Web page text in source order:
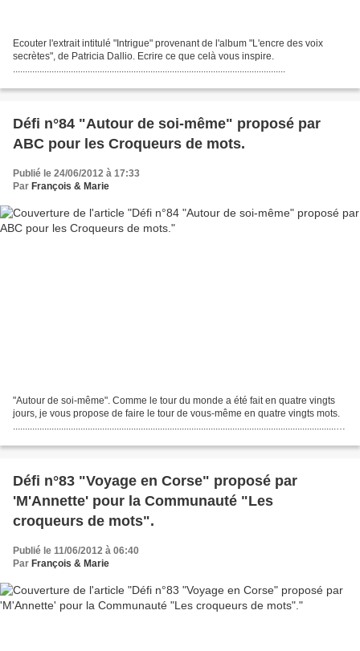
Ecouter l'extrait intitulé "Intrigue" provenant de l'album "L'encre des voix
secrètes", de Patricia Dallio. Ecrire ce que celà vous inspire.
Défi n°84 "Autour de soi-même" proposé par
ABC pour les Croqueurs de mots.
Publié le 24/06/2012 à 17:33
Par François & Marie
"Autour de soi-même". Comme le tour du monde a été fait en quatre vingts
jours, je vous propose de faire le tour de vous-même en quatre vingts mots.
..........................................................................................................................................
Défi n°83 "Voyage en Corse" proposé par
'M'Annette' pour la Communauté "Les
croqueurs de mots".
Publié le 11/06/2012 à 06:40
Par François & Marie